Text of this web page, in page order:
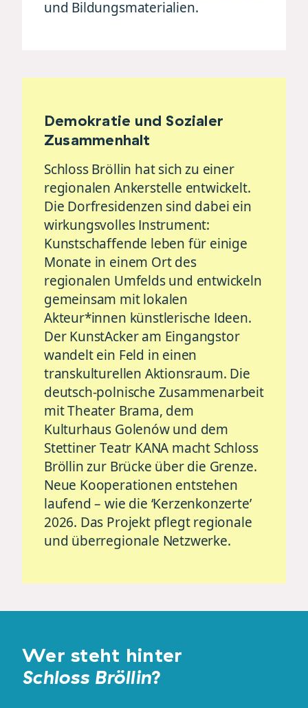
und Bildungsmaterialien.
Demokratie und Sozialer
Zusammenhalt
Schloss Bröllin hat sich zu einer
regionalen Ankerstelle entwickelt.
Die Dorfresidenzen sind dabei ein
wirkungsvolles Instrument:
Kunstschaffende leben für einige
Monate in einem Ort des
regionalen Umfelds und entwickeln
gemeinsam mit lokalen
Akteur*innen künstlerische Ideen.
Der KunstAcker am Eingangstor
wandelt ein Feld in einen
transkulturellen Aktionsraum. Die
deutsch-polnische Zusammenarbeit
mit Theater Brama, dem
Kulturhaus Golenów und dem
Stettiner Teatr KANA macht Schloss
Bröllin zur Brücke über die Grenze.
Neue Kooperationen entstehen
laufend – wie die ‘Kerzenkonzerte’
2026. Das Projekt pflegt regionale
und überregionale Netzwerke.
Wer steht hinter
Schloss Bröllin?